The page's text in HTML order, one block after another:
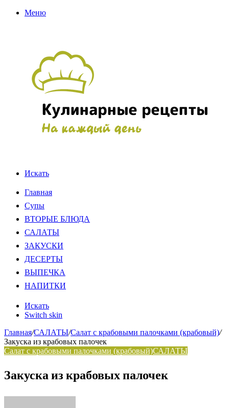
Меню
Искать
Главная
Супы
ВТОРЫЕ БЛЮДА
САЛАТЫ
ЗАКУСКИ
ДЕСЕРТЫ
ВЫПЕЧКА
НАПИТКИ
Искать
Switch skin
Главная/САЛАТЫ/Салат с крабовыми палочками (крабовый)/
Закуска из крабовых палочек
Салат с крабовыми палочками (крабовый)САЛАТЫ
Закуска из крабовых палочек